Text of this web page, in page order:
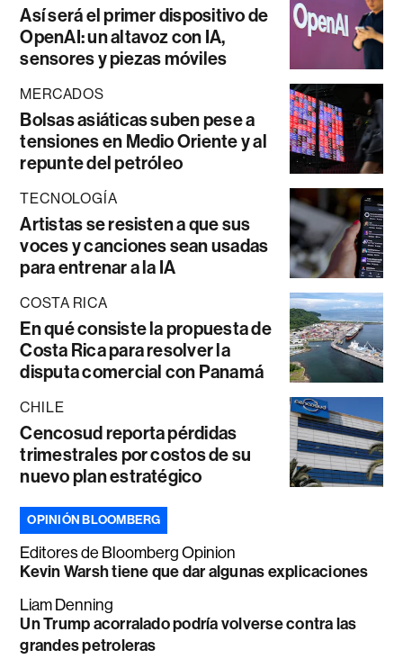
Así será el primer dispositivo de
OpenAI: un altavoz con IA,
sensores y piezas móviles
MERCADOS
Bolsas asiáticas suben pese a
tensiones en Medio Oriente y al
repunte del petróleo
TECNOLOGÍA
Artistas se resisten a que sus
voces y canciones sean usadas
para entrenar a la IA
COSTA RICA
En qué consiste la propuesta de
Costa Rica para resolver la
disputa comercial con Panamá
CHILE
Cencosud reporta pérdidas
trimestrales por costos de su
nuevo plan estratégico
OPINIÓN BLOOMBERG
Editores de Bloomberg Opinion
Kevin Warsh tiene que dar algunas explicaciones
Liam Denning
Un Trump acorralado podría volverse contra las
grandes petroleras